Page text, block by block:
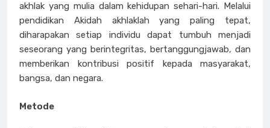
akhlak yang mulia dalam kehidupan sehari-hari. Melalui
pendidikan Akidah akhlaklah yang paling tepat,
diharapakan setiap individu dapat tumbuh menjadi
seseorang yang berintegritas, bertanggungjawab, dan
memberikan kontribusi positif kepada masyarakat,
bangsa, dan negara.
Metode